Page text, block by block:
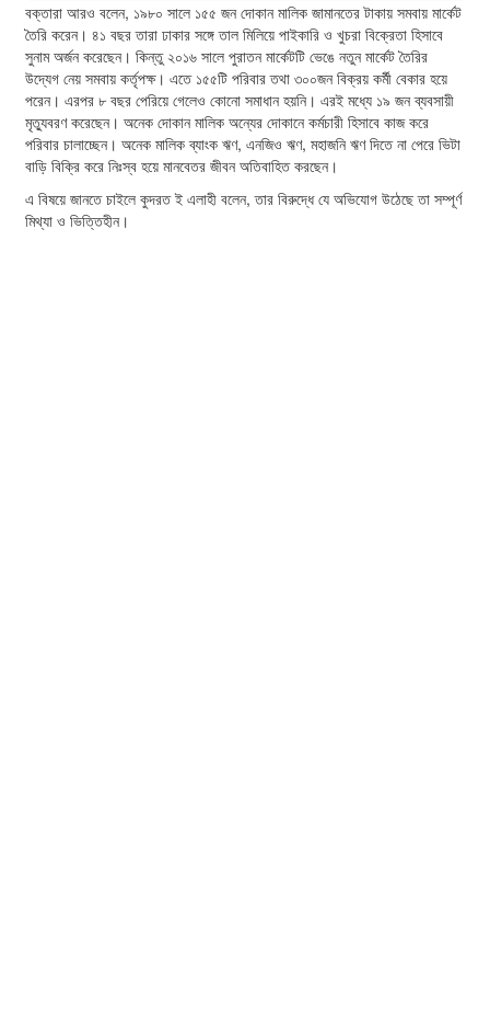
বক্তারা আরও বলেন, ১৯৮০ সালে ১৫৫ জন দোকান মালিক জামানতের টাকায় সমবায় মার্কেট
তৈরি করেন। ৪১ বছর তারা ঢাকার সঙ্গে তাল মিলিয়ে পাইকারি ও খুচরা বিক্রেতা হিসাবে
সুনাম অর্জন করেছেন। কিন্তু ২০১৬ সালে পুরাতন মার্কেটটি ভেঙে নতুন মার্কেট তৈরির
উদ্যেগ নেয় সমবায় কর্তৃপক্ষ। এতে ১৫৫টি পরিবার তথা ৩০০জন বিক্রয় কর্মী বেকার হয়ে
পরেন। এরপর ৮ বছর পেরিয়ে গেলেও কোনো সমাধান হয়নি। এরই মধ্যে ১৯ জন ব্যবসায়ী
মৃত্যুবরণ করেছেন। অনেক দোকান মালিক অন্যের দোকানে কর্মচারী হিসাবে কাজ করে
পরিবার চালাচ্ছেন। অনেক মালিক ব্যাংক ঋণ, এনজিও ঋণ, মহাজনি ঋণ দিতে না পেরে ভিটা
বাড়ি বিক্রি করে নিঃস্ব হয়ে মানবেতর জীবন অতিবাহিত করছেন।
এ বিষয়ে জানতে চাইলে কুদরত ই এলাহী বলেন, তার বিরুদ্ধে যে অভিযোগ উঠেছে তা সম্পূর্ণ
মিথ্যা ও ভিত্তিহীন।